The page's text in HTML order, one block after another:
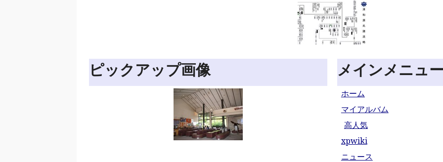
ピックアップ画像 メインメニュ
ホーム
マイアルバム
高人気
xpwiki
ニュース